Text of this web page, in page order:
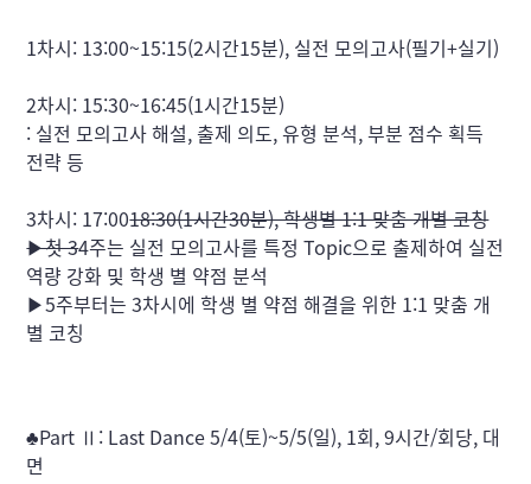
1차시: 13:00~15:15(2시간15분), 실전 모의고사(필기+실기)
2차시: 15:30~16:45(1시간15분)
: 실전 모의고사 해설, 출제 의도, 유형 분석, 부분 점수 획득
전략 등
3차시: 17:0018:30(1시간30분), 학생별 1:1 맞춤 개별 코칭
▶첫 34주는 실전 모의고사를 특정 Topic으로 출제하여 실전
역량 강화 및 학생 별 약점 분석
▶5주부터는 3차시에 학생 별 약점 해결을 위한 1:1 맞춤 개
별 코칭
♣Part Ⅱ: Last Dance 5/4(토)~5/5(일), 1회, 9시간/회당, 대
면